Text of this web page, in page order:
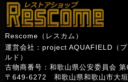
Rescome（レスカム）
運営会社：project AQUAFIELD（
ルド）
古物商番号：和歌山県公安委員会
〒649-6272 和歌山県和歌山市大